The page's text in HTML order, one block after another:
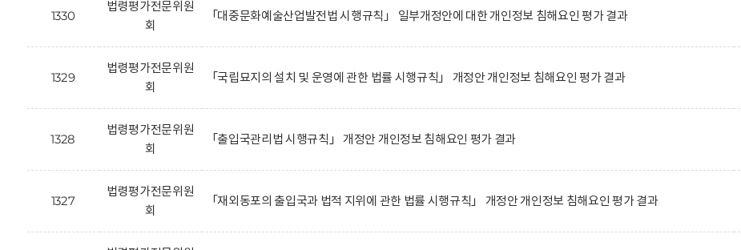
1330
법령평가전문위원
회
「대중문화예술산업발전법 시행규칙」 일부개정안에 대한 개인정보 침해요인 평가 결과
1329
법령평가전문위원
회
「국립묘지의 설치 및 운영에 관한 법률 시행규칙」 개정안 개인정보 침해요인 평가 결과
1328
법령평가전문위원
회
「출입국관리법 시행규칙」 개정안 개인정보 침해요인 평가 결과
1327
법령평가전문위원
회
「재외동포의 출입국과 법적 지위에 관한 법률 시행규칙」 개정안 개인정보 침해요인 평가 결과